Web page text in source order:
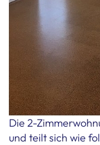
Die 2-
und teilt sich wie